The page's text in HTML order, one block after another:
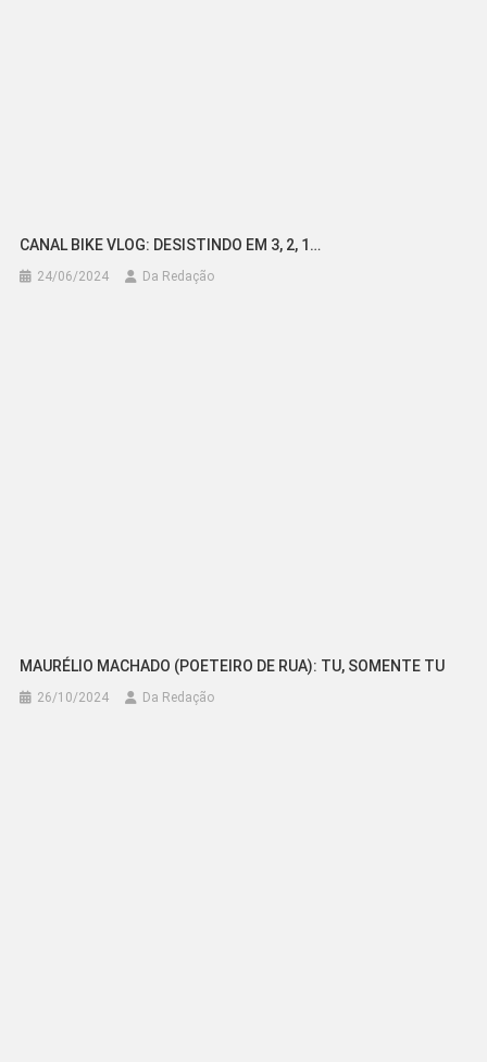
CANAL BIKE VLOG: DESISTINDO EM 3, 2, 1…
24/06/2024 Da Redação
MAURÉLIO MACHADO (POETEIRO DE RUA): TU, SOMENTE TU
26/10/2024 Da Redação